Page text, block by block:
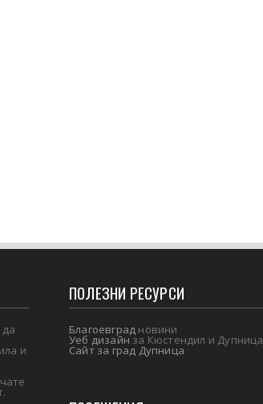
и
ПОЛЕЗНИ РЕСУРСИ
Благоевград новини
Уеб дизайнза Кюстендил и Дупница
Сайт за град Дупница